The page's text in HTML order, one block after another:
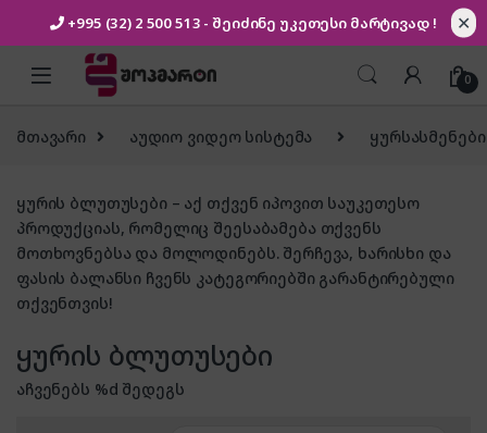
+995 (32) 2 500 513 - შეიძინე უკეთესი მარტივად ! ✕
Skip to navigation
Skip to content
0
მთავარი აუდიო ვიდეო სისტემა ყურსასმენები
ყურის ბლუთუსები – აქ თქვენ იპოვით საუკეთესო
პროდუქციას, რომელიც შეესაბამება თქვენს
მოთხოვნებსა და მოლოდინებს. შერჩევა, ხარისხი და
ფასის ბალანსი ჩვენს კატეგორიებში გარანტირებული
თქვენთვის!
ყურის ბლუთუსები
აჩვენებს %d შედეგს